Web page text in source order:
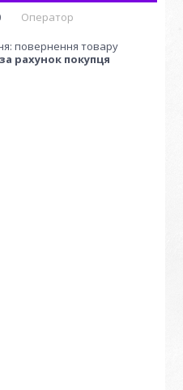
Оператор
повернення товару
за рахунок покупця